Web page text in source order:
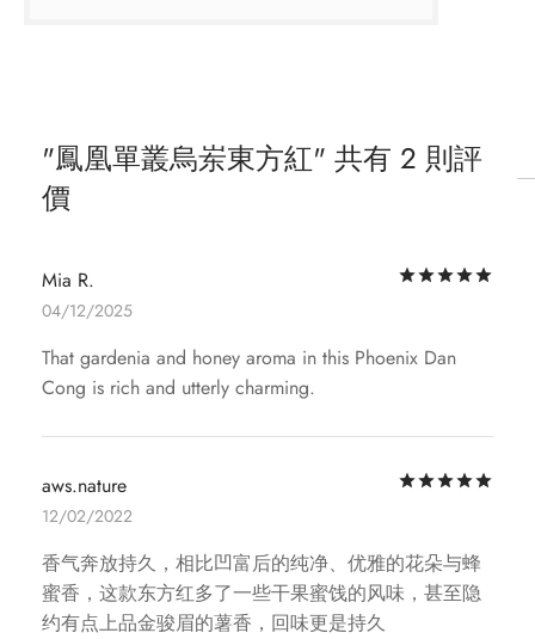
鳳凰單叢烏岽東方紅 共有 2 則評
價
Mia R.
04/12/2025
That gardenia and honey aroma in this Phoenix Dan
Cong is rich and utterly charming.
aws.nature
12/02/2022
香气奔放持久，相比凹富后的纯净、优雅的花朵与蜂
蜜香，这款东方红多了一些干果蜜饯的风味，甚至隐
约有点上品金骏眉的薯香，回味更是持久